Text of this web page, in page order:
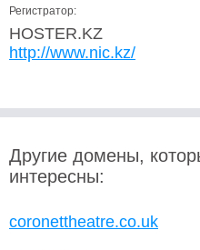
Регистратор:
HOSTER.KZ
http://www.nic.kz/
Другие домены,
интересны:
coronettheatre.co.uk